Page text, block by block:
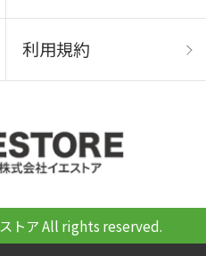
利用規約
トア All rights reserved.